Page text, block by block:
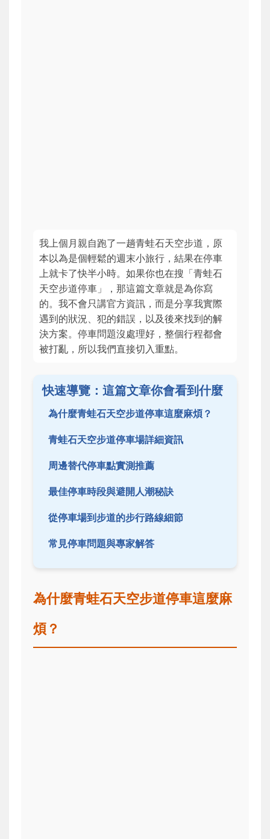
我上個月親自跑了一趟青蛙石天空步道，原
本以為是個輕鬆的週末小旅行，結果在停車
上就卡了快半小時。如果你也在搜「青蛙石
天空步道停車」，那這篇文章就是為你寫
的。我不會只講官方資訊，而是分享我實際
遇到的狀況、犯的錯誤，以及後來找到的解
決方案。停車問題沒處理好，整個行程都會
被打亂，所以我們直接切入重點。
快速導覽：這篇文章你會看到什麼
為什麼青蛙石天空步道停車這麼麻煩？
青蛙石天空步道停車場詳細資訊
周邊替代停車點實測推薦
最佳停車時段與避開人潮秘訣
從停車場到步道的步行路線細節
常見停車問題與專家解答
為什麼青蛙石天空步道停車這麼麻
煩？